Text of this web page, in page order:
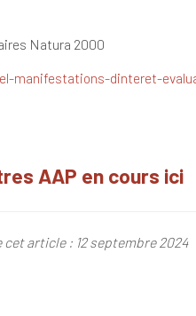
Natura 2000
manifestations-dinteret-
AAP en cours ici
article : 12 septembre 2024